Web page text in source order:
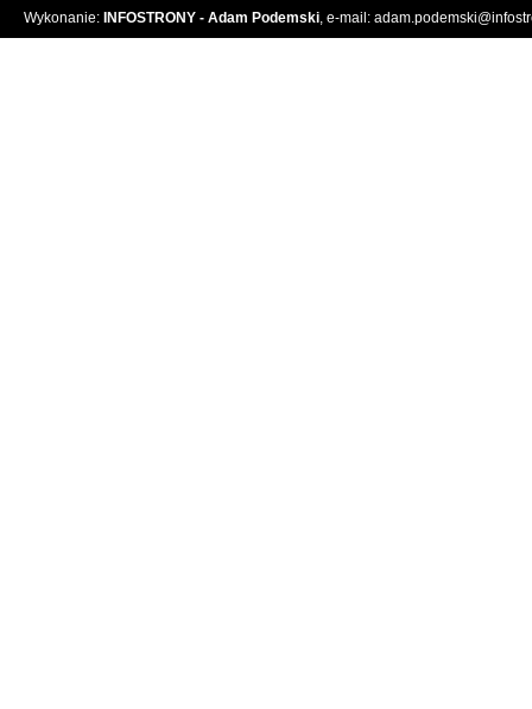
Wykonanie: INFOSTRONY - Adam Podemski, e-mail: